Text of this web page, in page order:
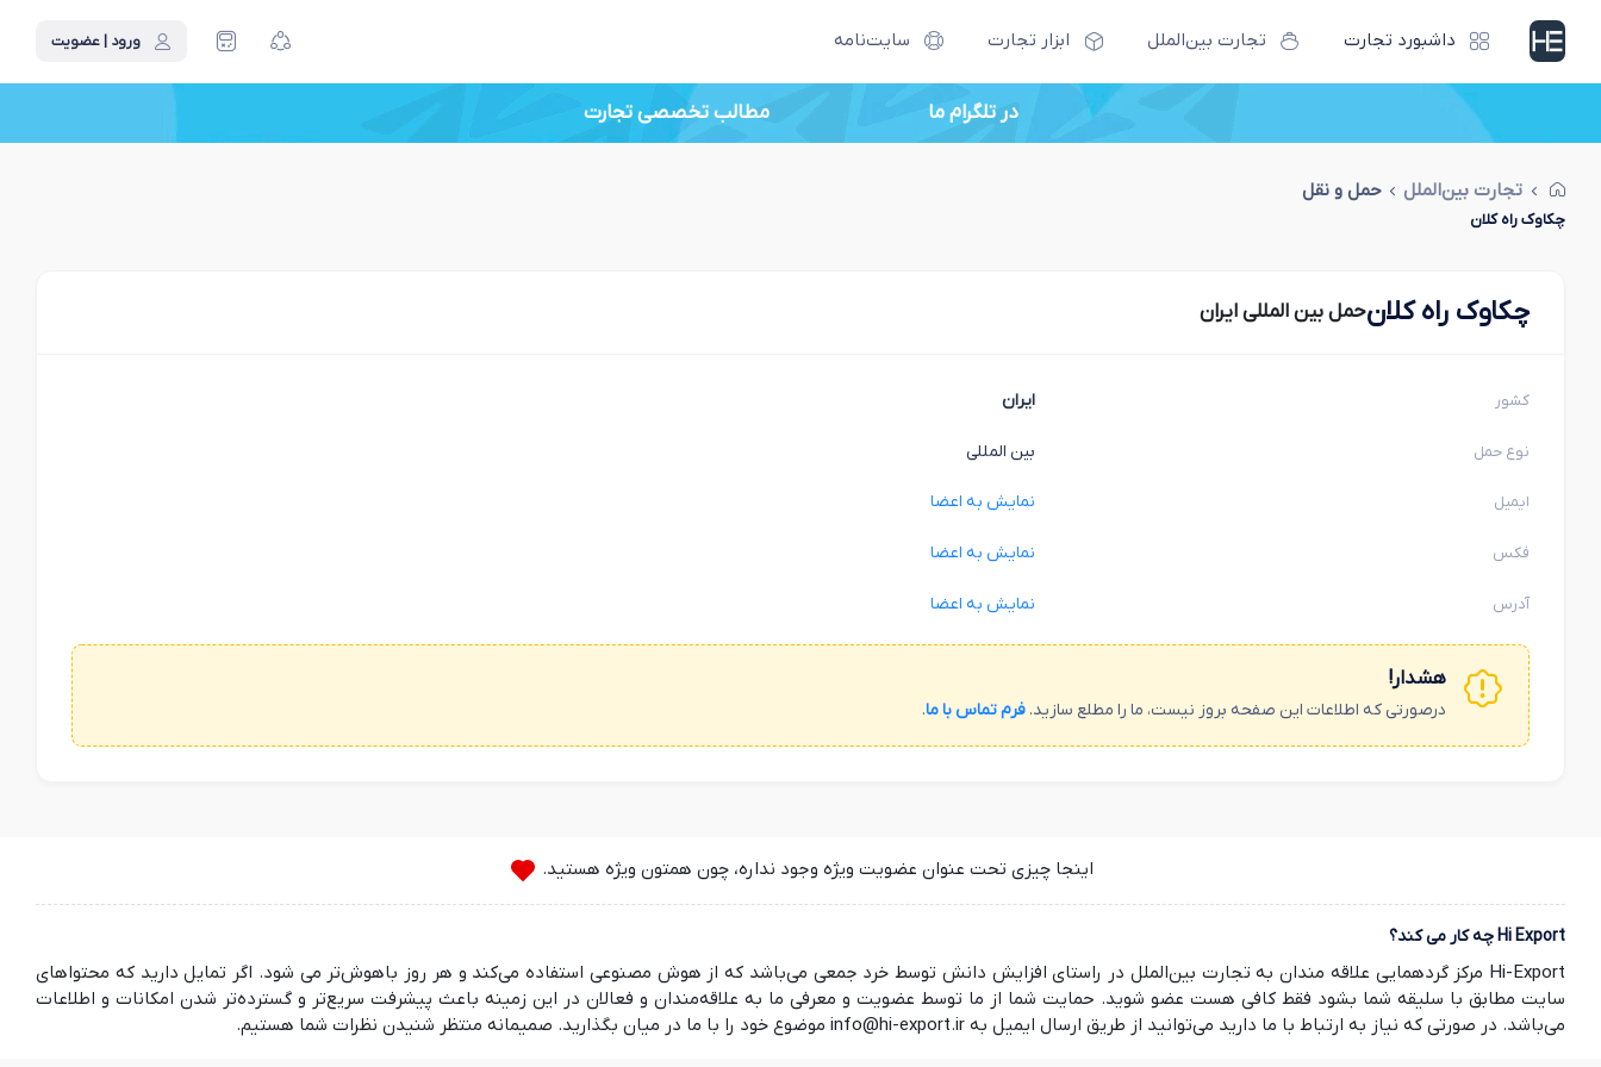
داشبورد تجارت تجارت بین‌الملل ابزار تجارت سایت‌نامه ورود | عضویت
در تلگرام ما مطالب تخصصی تجارت
تجارت بین‌الملل حمل و نقل
چكاوك راه كلان
چكاوك راه كلانحمل بین المللی ایران
کشور ایران
نوع حمل بین المللی
ایمیل نمایش به اعضا
فکس نمایش به اعضا
آدرس نمایش به اعضا
هشدار!
درصورتی که اطلاعات این صفحه بروز نیست، ما را مطلع سازید. فرم تماس با ما.
اینجا چیزی تحت عنوان عضویت ویژه وجود نداره، چون همتون ویژه هستید.
Hi Export چه کار می کند؟
Hi-Export مرکز گردهمایی علاقه مندان به تجارت بین‌الملل در راستای افزایش دانش توسط خرد جمعی می‌باشد که از هوش مصنوعی استفاده می‌کند و هر روز باهوش‌تر می شود. اگر تمایل دارید که محتواهای
سایت مطابق با سلیقه شما بشود فقط کافی هست عضو شوید. حمایت شما از ما توسط عضویت و معرفی ما به علاقه‌مندان و فعالان در این زمینه باعث پیشرفت سریع‌تر و گسترده‌تر شدن امکانات و اطلاعات
می‌باشد. در صورتی که نیاز به ارتباط با ما دارید می‌توانید از طریق ارسال ایمیل به info@hi-export.ir موضوع خود را با ما در میان بگذارید. صمیمانه منتظر شنیدن نظرات شما هستیم.